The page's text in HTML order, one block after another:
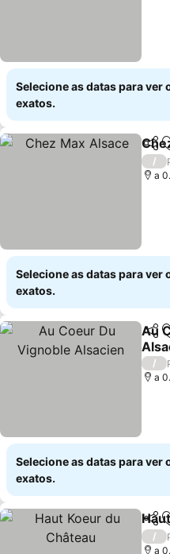
Selecione as datas para ver
exatos.
/
a
Selecione as datas para ver
exatos.
Au
/
a
Selecione as datas para ver
exatos.
/
a